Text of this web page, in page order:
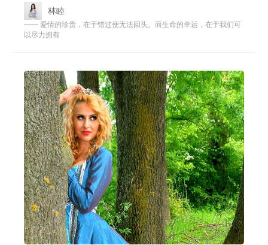
林睦
—— 爱情的珍贵，在于错过便无法回头。而生命的幸运，在于我们可
以尽力拥有